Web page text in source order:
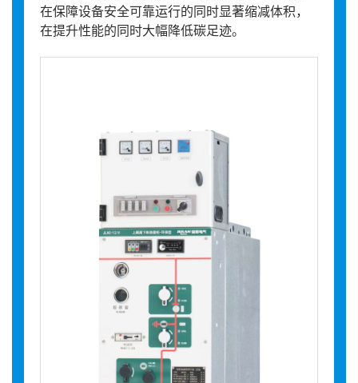
在保障设备安全可靠运行的同时显著缩减体积，
在提升性能的同时大幅降低碳足迹。